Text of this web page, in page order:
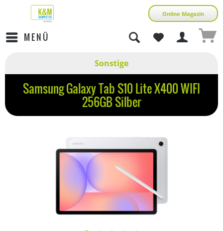
Online Magazin
MENÜ
Sonstige
Samsung Galaxy Tab S10 Lite X400 WIFI
256GB Silber